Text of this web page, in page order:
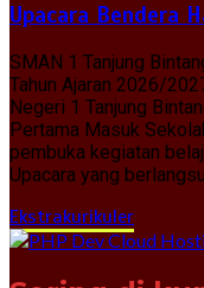
Upacara Bendera
SMAN 1 Tanjung
Tahun Ajaran 2026/
Negeri 1 Tanjung
Pertama Masuk
pembuka kegiatan
Upacara yang
Ekstrakurikuler